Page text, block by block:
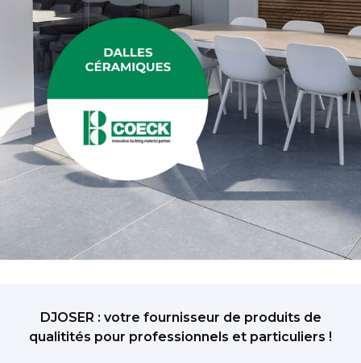
DJOSER : votre fournisseur de produits de
qualitités pour professionnels et particuliers !